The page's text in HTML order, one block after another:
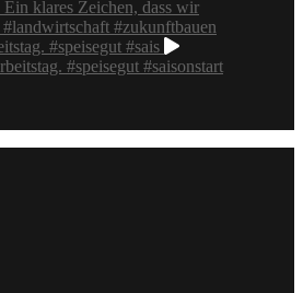
#speisegut #sais